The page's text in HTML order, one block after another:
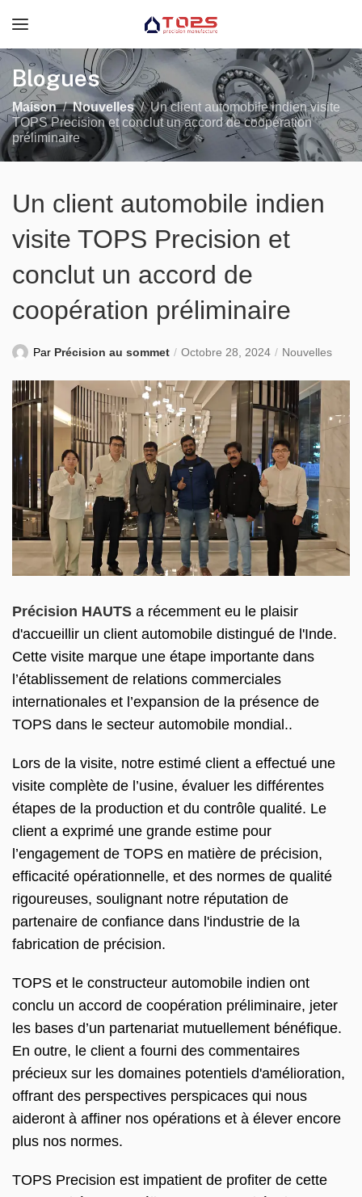
Blogues
Maison Nouvelles
Un client automobile indien visite
TOPS Precision et conclut un accord de coopération
préliminaire
Un client automobile indien
visite TOPS Precision et
conclut un accord de
coopération préliminaire
Par Précision au sommet Octobre 28, 2024 Nouvelles
Précision HAUTS a récemment eu le plaisir
d'accueillir un client automobile distingué de l'Inde.
Cette visite marque une étape importante dans
l’établissement de relations commerciales
internationales et l’expansion de la présence de
TOPS dans le secteur automobile mondial..
Lors de la visite, notre estimé client a effectué une
visite complète de l’usine, évaluer les différentes
étapes de la production et du contrôle qualité. Le
client a exprimé une grande estime pour
l’engagement de TOPS en matière de précision,
efficacité opérationnelle, et des normes de qualité
rigoureuses, soulignant notre réputation de
partenaire de confiance dans l'industrie de la
fabrication de précision.
TOPS et le constructeur automobile indien ont
conclu un accord de coopération préliminaire, jeter
les bases d’un partenariat mutuellement bénéfique.
En outre, le client a fourni des commentaires
précieux sur les domaines potentiels d'amélioration,
offrant des perspectives perspicaces qui nous
aideront à affiner nos opérations et à élever encore
plus nos normes.
TOPS Precision est impatient de profiter de cette